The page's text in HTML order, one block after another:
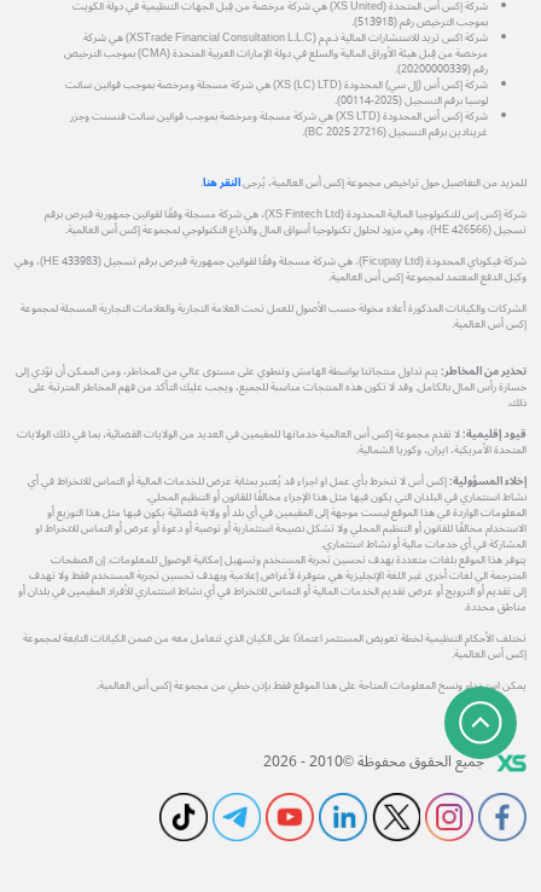
شركة إكس أس المتحدة (XS United) هي شركة مرخصة من قِبل الجهات التنظيمية في دولة الكويت
بموجب الترخيص رقم (513918).
شركة اكس تريد للاستشارات المالية ذ.م.م (XSTrade Financial Consultation L.L.C) هي شركة
مرخصة من قِبل هيئة الأوراق المالية والسلع في دولة الإمارات العربية المتحدة (CMA) بموجب الترخيص
رقم (20200000339).
شركة إكس أس (إل سي) المحدودة (XS (LC) LTD) هي شركة مسجلة ومرخصة بموجب قوانين سانت
لوسيا برقم التسجيل (2025-00114).
شركة إكس أس المحدودة (XS LTD) هي شركة مسجلة ومرخصة بموجب قوانين سانت فنسنت وجزر
غرينادين برقم التسجيل (27216 BC 2025).
للمزيد من التفاصيل حول تراخيص مجموعة إكس أس العالمية، يُرجىالنقر هنا.
شركة إكس إس للتكنولوجيا المالية المحدودة (XS Fintech Ltd)، هي شركة مسجلة وفقًا لقوانين جمهورية قبرص برقم
تسجيل (HE 426566)، وهي مزود لحلول تكنولوجيا أسواق المال والذراع التكنولوجي لمجموعة إكس أس العالمية.
شركة فيكوباي المحدودة (Ficupay Ltd)، هي شركة مسجلة وفقًا لقوانين جمهورية قبرص برقم تسجيل (HE 433983)، وهي
وكيل الدفع المعتمد لمجموعة إكس أس العالمية.
الشركات والكيانات المذكورة أعلاه مخولة حسب الأصول للعمل تحت العلامة التجارية والعلامات التجارية المسجلة لمجموعة
إكس أس العالمية.
تحذير من المخاطر:يتم تداول منتجاتنا بواسطة الهامش وتنطوي على مستوى عالي من المخاطر، ومن الممكن أن تؤدي إلى
خسارة رأس المال بالكامل. وقد لا تكون هذه المنتجات مناسبة للجميع، ويجب عليك التأكد من فهم المخاطر المترتبة على
ذلك.
قيود إقليمية:لا تقدم مجموعة إكس أس العالمية خدماتها للمقيمين في العديد من الولايات القضائية، بما في ذلك الولايات
المتحدة الأمريكية، ايران، وكوريا الشمالية.
إخلاء المسؤولية:إكس أس لا تنخرط بأي عمل او اجراء قد يُعتبر بمثابة عرض للخدمات المالية أو التماس للانخراط في أي
نشاط استثماري في البلدان التي يكون فيها مثل هذا الإجراء مخالفًا للقانون أو التنظيم المحلي.
المعلومات الواردة في هذا الموقع ليست موجهة إلى المقيمين في أي بلد أو ولاية قضائية يكون فيها مثل هذا التوزيع أو
الاستخدام مخالفًا للقانون أو التنظيم المحلي ولا تشكل نصيحة استثمارية أو توصية أو دعوة أو عرض أو التماس للانخراط او
المشاركة في أي خدمات مالية أو نشاط استثماري.
يتوفر هذا الموقع بلغات متعددة بهدف تحسين تجربة المستخدم وتسهيل إمكانية الوصول للمعلومات. إن الصفحات
المترجمة الي لغات أخرى غير اللغة الإنجليزية هي متوفرة لأغراض إعلامية وبهدف تحسين تجربة المستخدم فقط ولا تهدف
إلى تقديم أو الترويج أو عرض تقديم الخدمات المالية أو التماس للانخراط في أي نشاط استثماري للأفراد المقيمين في بلدان أو
مناطق محددة.
تختلف الأحكام التنظيمية لخطة تعويض المستثمر اعتمادًا على الكيان الذي تتعامل معه من ضمن الكيانات التابعة لمجموعة
إكس أس العالمية.
يمكن استخدام ونسخ المعلومات المتاحة على هذا الموقع فقط بإذن خطي من مجموعة إكس أس العالمية.
جميع الحقوق محفوظة ©2010 - 2026